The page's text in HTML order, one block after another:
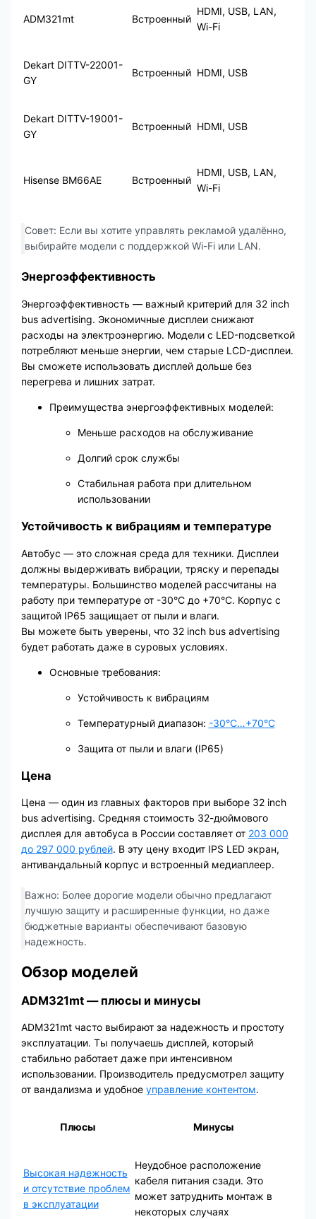
ADM321mt Встроенный
HDMI, USB, LAN,
Wi-Fi
Dekart DITTV-22001-
GY
Встроенный HDMI, USB
Dekart DITTV-19001-
GY
Встроенный HDMI, USB
Hisense BM66AE Встроенный
HDMI, USB, LAN,
Wi-Fi
Совет: Если вы хотите управлять рекламой удалённо,
выбирайте модели с поддержкой Wi-Fi или LAN.
Энергоэффективность
Энергоэффективность — важный критерий для 32 inch
bus advertising. Экономичные дисплеи снижают
расходы на электроэнергию. Модели с LED-подсветкой
потребляют меньше энергии, чем старые LCD-дисплеи.
Вы сможете использовать дисплей дольше без
перегрева и лишних затрат.
Преимущества энергоэффективных моделей:
Меньше расходов на обслуживание
Долгий срок службы
Стабильная работа при длительном
использовании
Устойчивость к вибрациям и температуре
Автобус — это сложная среда для техники. Дисплеи
должны выдерживать вибрации, тряску и перепады
температуры. Большинство моделей рассчитаны на
работу при температуре от -30°С до +70°С. Корпус с
защитой IP65 защищает от пыли и влаги.
Вы можете быть уверены, что 32 inch bus advertising
будет работать даже в суровых условиях.
Основные требования:
Устойчивость к вибрациям
Температурный диапазон: -30°С…+70°С
Защита от пыли и влаги (IP65)
Цена
Цена — один из главных факторов при выборе 32 inch
bus advertising. Средняя стоимость 32-дюймового
дисплея для автобуса в России составляет от 203 000
до 297 000 рублей. В эту цену входит IPS LED экран,
антивандальный корпус и встроенный медиаплеер.
Важно: Более дорогие модели обычно предлагают
лучшую защиту и расширенные функции, но даже
бюджетные варианты обеспечивают базовую
надежность.
Обзор моделей
ADM321mt — плюсы и минусы
ADM321mt часто выбирают за надежность и простоту
эксплуатации. Ты получаешь дисплей, который
стабильно работает даже при интенсивном
использовании. Производитель предусмотрел защиту
от вандализма и удобное управление контентом.
Плюсы Минусы
Высокая надежность
и отсутствие проблем
в эксплуатации
Неудобное расположение
кабеля питания сзади. Это
может затруднить монтаж в
некоторых случаях